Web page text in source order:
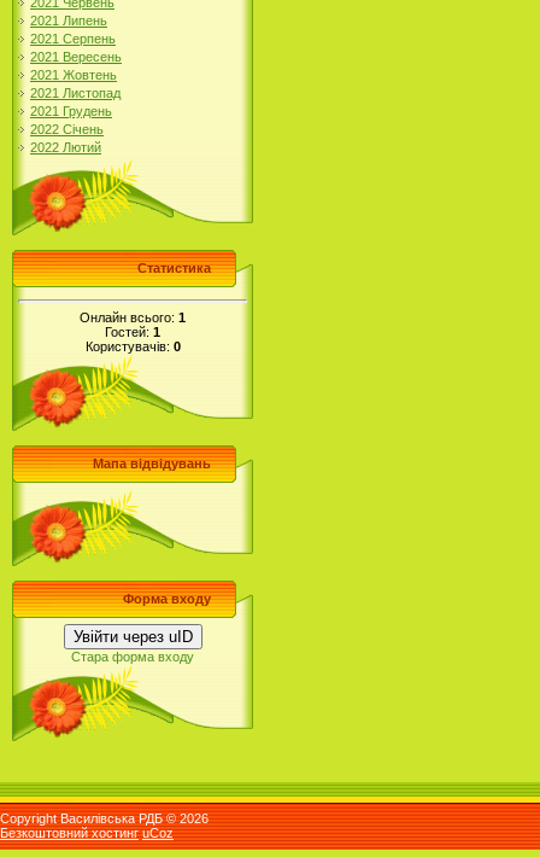
2021 Липень
2021 Серпень
2021 Вересень
2021 Жовтень
2021 Листопад
2021 Грудень
2022 Січень
2022 Лютий
Статистика
Онлайн всього: 1
Гостей: 1
Користувачів: 0
Мапа відвідувань
Форма входу
Увійти через uID
Стара форма входу
Copyright Василівська РДБ © 2026
Безкоштовний хостинг uCoz